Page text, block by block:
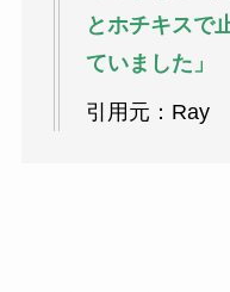
とホチキスで
ていました」
引用元：Ray